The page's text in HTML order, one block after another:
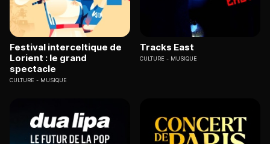
Festival interceltique de
Lorient : le grand
spectacle
CULTURE MUSIQUE
Tracks East
CULTURE MUSIQUE